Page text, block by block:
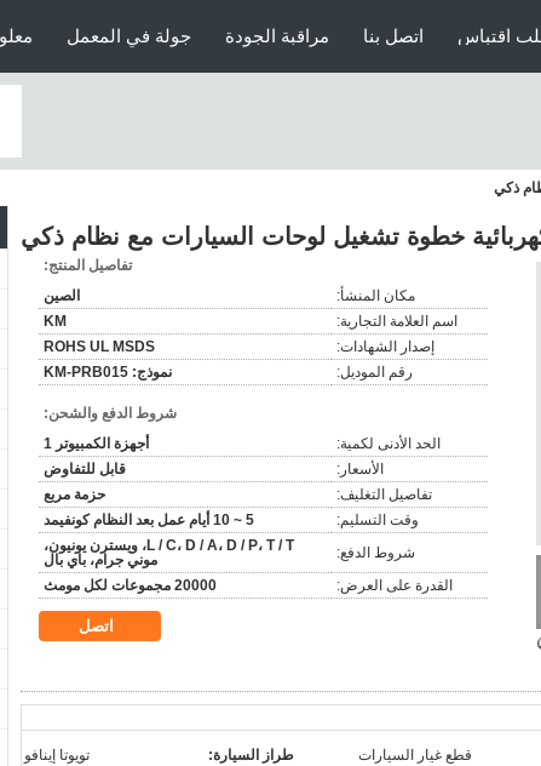
جولة في المعمل مراقبة الجودة اتصل بنا اقتباس
ذكي
خطوة تشغيل لوحات السيارات مع نظام ذكي
تفاصيل المنتج:
مكان المنشأ:
الصين
اسم العلامة التجارية:
KM
إصدار الشهادات:
ROHS UL MSDS
رقم الموديل:
نموذج: KM-PRB015
شروط الدفع والشحن:
الحد الأدنى لكمية:
أجهزة الكمبيوتر 1
الأسعار:
قابل للتفاوض
تفاصيل التغليف:
حزمة مربع
وقت التسليم:
5 ~ 10 أيام عمل بعد النظام كونفيمد
شروط الدفع:
L / C، D / A، D / P، T / T، ويسترن يونيون،
موني جرام، باي بال
القدرة على العرض:
20000 مجموعات لكل مومث
اتصل
قطع غيار السيارات طراز السيارة: تويوتا إينافو